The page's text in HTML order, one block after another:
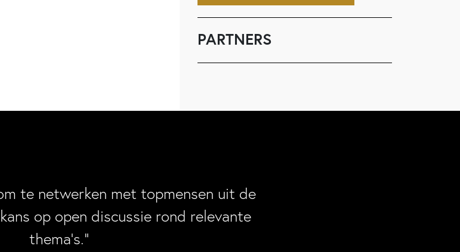
PARTNERS
te netwerken met topmensen uit de
op open discussie rond relevante
thema’s.”